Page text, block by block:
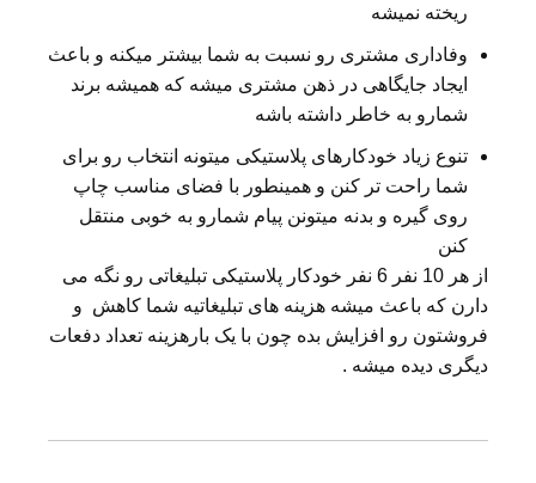
ریخته نمیشه
وفاداری مشتری رو نسبت به شما بیشتر میکنه و باعث
ایجاد جایگاهی در ذهن مشتری میشه که همیشه برند
شمارو به خاطر داشته باشه
تنوع زیاد خودکارهای پلاستیکی میتونه انتخاب رو برای
شما راحت تر کنن و همینطور با فضای مناسب چاپ
روی گیره و بدنه میتونن پیام شمارو به خوبی منتقل
کنن
از هر 10 نفر 6 نفر خودکار پلاستیکی تبلیغاتی رو نگه می
دارن که باعث میشه هزینه های تبلیغاتیه شما کاهش و
فروشتون رو افزایش بده چون با یک بارهزینه تعداد دفعات
دیگری دیده میشه .